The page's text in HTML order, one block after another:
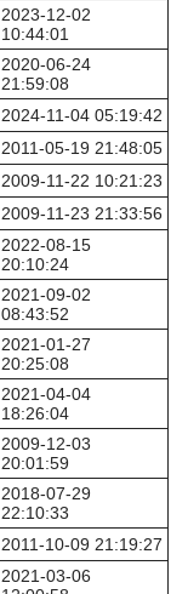
2023-12-02
10:44:01
2020-06-24
21:59:08
2024-11-04 05:19:42
2011-05-19 21:48:05
2009-11-22 10:21:23
2009-11-23 21:33:56
2022-08-15
20:10:24
2021-09-02
08:43:52
2021-01-27
20:25:08
2021-04-04
18:26:04
2009-12-03
20:01:59
2018-07-29
22:10:33
2011-10-09 21:19:27
2021-03-06